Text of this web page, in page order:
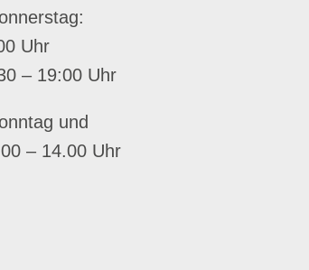
Uhr
– 19:00 Uhr
und
– 14.00 Uhr